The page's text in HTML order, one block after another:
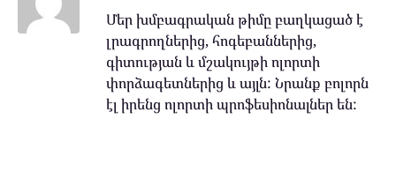
Մեր խմբագրական թիմը բաղկացած է
լրագրողներից, հոգեբաններից,
գիտության և մշակույթի ոլորտի
փորձագետներից և այլն: Նրանք բոլորն
էլ իրենց ոլորտի պրոֆեսիոնալներ են: